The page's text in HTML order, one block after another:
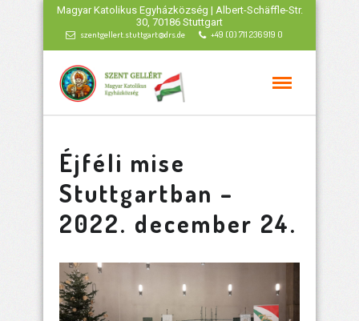
Magyar Katolikus Egyházközség | Albert-Schäffle-Str.
30, 70186 Stuttgart
szentgellert.stuttgart@drs.de +49 (0) 711 236 919 0
Éjféli mise
Stuttgartban –
2022. december 24.